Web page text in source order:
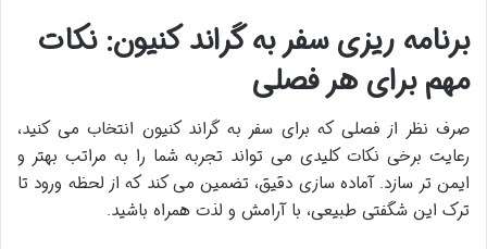
برنامه ریزی سفر به گراند کنیون: نکات
مهم برای هر فصلی
صرف نظر از فصلی که برای سفر به گراند کنیون انتخاب می کنید،
رعایت برخی نکات کلیدی می تواند تجربه شما را به مراتب بهتر و
ایمن تر سازد. آماده سازی دقیق، تضمین می کند که از لحظه ورود تا
ترک این شگفتی طبیعی، با آرامش و لذت همراه باشید.